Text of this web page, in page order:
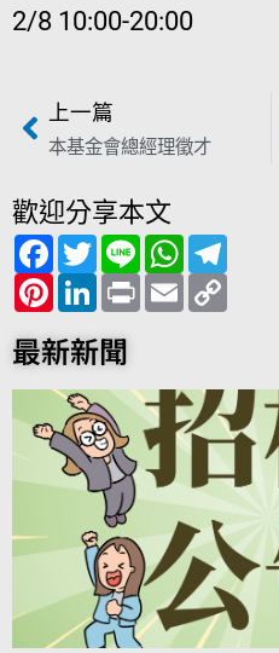
2/8 10:00-20:00
上一篇
本基金會總經理徵才
歡迎分享本文
F
a
c
e
b
o
o
T
w
i
t
t
e
r
L
i
n
e
W
h
a
t
s
P
i
n
t
e
e
s
t
L
i
n
k
e
I
n
P
r
i
E
m
a
n
k
最新新聞